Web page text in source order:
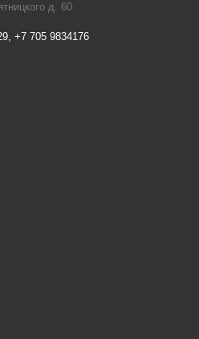
д. 60
+7 705 9834176